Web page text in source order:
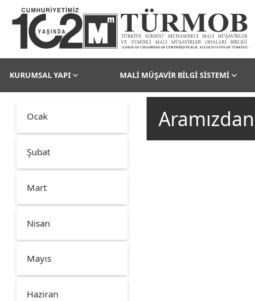
KURUMSAL YAPI MALİ MÜŞAVİR BİLGİ SİSTEMİ
Ocak
Şubat
Mart
Nisan
Mayıs
Haziran